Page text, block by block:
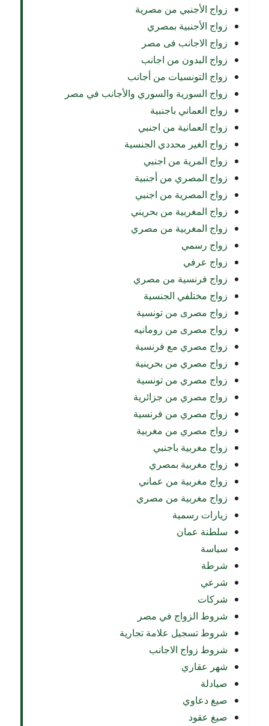
زواج الأجنبي من مصرية
زواج الأجنبية بمصري
زواج الاجانب فى مصر
زواج البدون من اجانب
زواج التونسيات من أجانب
زواج السورية والسوري والأجانب في مصر
زواج العماني باجنبية
زواج العمانية من اجنبي
زواج الغير محددي الجنسية
زواج المرية من اجنبي
زواج المصري من أجنبية
زواج المصرية من اجنبي
زواج المغربية من بحريني
زواج المغربية من مصري
زواج رسمي
زواج عرفي
زواج فرنسية من مصري
زواج مختلفي الجنسية
زواج مصرى من تونسية
زواج مصرى من رومانيه
زواج مصري مع فرنسية
زواج مصري من بحرينية
زواج مصري من تونسية
زواج مصري من جزائرية
زواج مصري من فرنسية
زواج مصري من مغربية
زواج مغربية باجنبي
زواج مغربية بمصري
زواج مغربية من عماني
زواج مغربية من مصري
زيارات رسمية
سلطنة عمان
سياسة
شرطة
شرعي
شركات
شروط الزواج في مصر
شروط تسجيل علامة تجارية
شروط زواج الاجانب
شهر عقاري
صيادلة
صيغ دعاوي
صيغ عقود